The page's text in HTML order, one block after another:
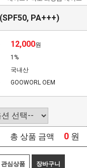
PA+++)
12,000원
1%
국내산
GOOWORL OEM
총 상품 금액 0 원
관심상품 장바구니